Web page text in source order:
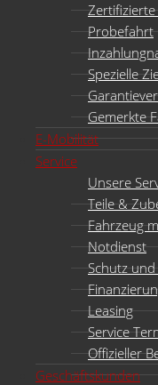
Probefahrt
Spezielle
Gemerkte
E-Mobilität
Service
Unsere
Teile &
Fahrzeug
Notdienst
Schutz
Leasing
Service
Offizieller
Geschäftskunden